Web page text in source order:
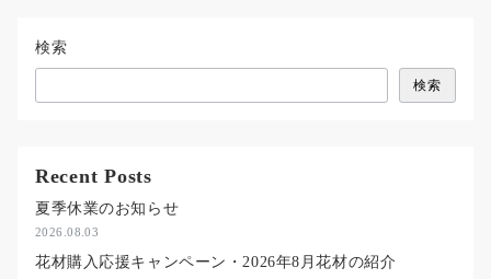
検索
検索
Recent Posts
夏季休業のお知らせ
2026.08.03
花材購入応援キャンペーン・2026年8月花材の紹介